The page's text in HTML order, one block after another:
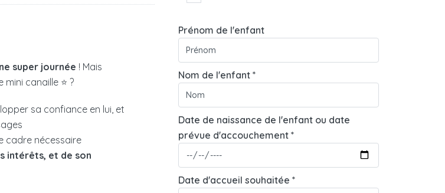
super journée ! Mais
canaille ⭐ ?
sa confiance en lui, et
cadre nécessaire
intérêts, et de son
Prénom de l'enfant
Nom de l'enfant *
Date de naissance de l'enfant ou date
prévue d'accouchement *
Date d'accueil souhaitée *